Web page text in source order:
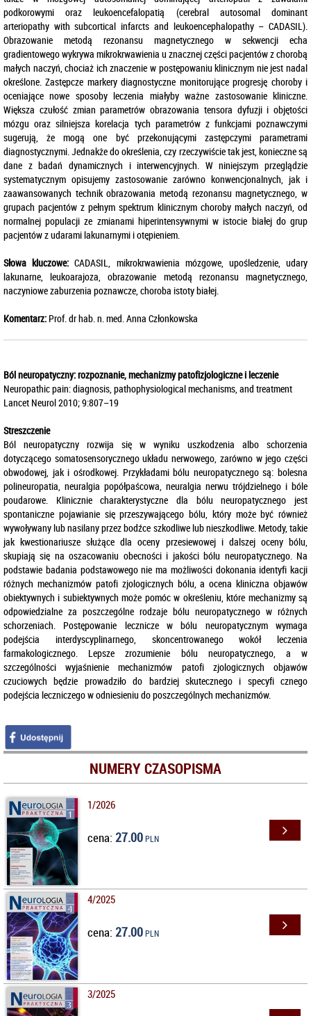
podkorowymi oraz leukoencefalopatią (cerebral autosomal dominant
arteriopathy with subcortical infarcts and leukoencephalopathy – CADASIL).
Obrazowanie metodą rezonansu magnetycznego w sekwencji echa
gradientowego wykrywa mikrokrwawienia u znacznej części pacjentów z chorobą
małych naczyń, chociaż ich znaczenie w postępowaniu klinicznym nie jest nadal
określone. Zastępcze markery diagnostyczne monitorujące progresję choroby i
oceniające nowe sposoby leczenia miałyby ważne zastosowanie kliniczne.
Większa czułość zmian parametrów obrazowania tensora dyfuzji i objętości
mózgu oraz silniejsza korelacja tych parametrów z funkcjami poznawczymi
sugerują, że mogą one być przekonującymi zastępczymi parametrami
diagnostycznymi. Jednakże do określenia, czy rzeczywiście tak jest, konieczne są
dane z badań dynamicznych i interwencyjnych. W niniejszym przeglądzie
systematycznym opisujemy zastosowanie zarówno konwencjonalnych, jak i
zaawansowanych technik obrazowania metodą rezonansu magnetycznego, w
grupach pacjentów z pełnym spektrum klinicznym choroby małych naczyń, od
normalnej populacji ze zmianami hiperintensywnymi w istocie białej do grup
pacjentów z udarami lakunarnymi i otępieniem.
Słowa kluczowe: CADASIL, mikrokrwawienia mózgowe, upośledzenie, udary
lakunarne, leukoarajoza, obrazowanie metodą rezonansu magnetycznego,
naczyniowe zaburzenia poznawcze, choroba istoty białej.
Komentarz: Prof. dr hab. n. med. Anna Członkowska
Ból neuropatyczny: rozpoznanie, mechanizmy patofizjologiczne i leczenie
Neuropathic pain: diagnosis, pathophysiological mechanisms, and treatment
Lancet Neurol 2010; 9:807–19
Streszczenie
Ból neuropatyczny rozwija się w wyniku uszkodzenia albo schorzenia
dotyczącego somatosensorycznego układu nerwowego, zarówno w jego części
obwodowej, jak i ośrodkowej. Przykładami bólu neuropatycznego są: bolesna
polineuropatia, neuralgia popółpaścowa, neuralgia nerwu trójdzielnego i bóle
poudarowe. Klinicznie charakterystyczne dla bólu neuropatycznego jest
spontaniczne pojawianie się przeszywającego bólu, który może być również
wywoływany lub nasilany przez bodźce szkodliwe lub nieszkodliwe. Metody, takie
jak kwestionariusze służące dla oceny przesiewowej i dalszej oceny bólu,
skupiają się na oszacowaniu obecności i jakości bólu neuropatycznego. Na
podstawie badania podstawowego nie ma możliwości dokonania identyfi kacji
różnych mechanizmów patofi zjologicznych bólu, a ocena kliniczna objawów
obiektywnych i subiektywnych może pomóc w określeniu, które mechanizmy są
odpowiedzialne za poszczególne rodzaje bólu neuropatycznego w różnych
schorzeniach. Postępowanie lecznicze w bólu neuropatycznym wymaga
podejścia interdyscyplinarnego, skoncentrowanego wokół leczenia
farmakologicznego. Lepsze zrozumienie bólu neuropatycznego, a w
szczególności wyjaśnienie mechanizmów patofi zjologicznych objawów
czuciowych będzie prowadziło do bardziej skutecznego i specyfi cznego
podejścia leczniczego w odniesieniu do poszczególnych mechanizmów.
NUMERY CZASOPISMA
1/2026
cena: 27.00PLN
4/2025
cena: 27.00PLN
3/2025